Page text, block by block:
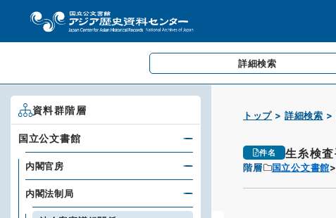
詳細検索
トップ 詳細検索
件名 生糸検
階層 国立公文書館
資料群階層
国立公文書館
内閣官房
内閣法制局